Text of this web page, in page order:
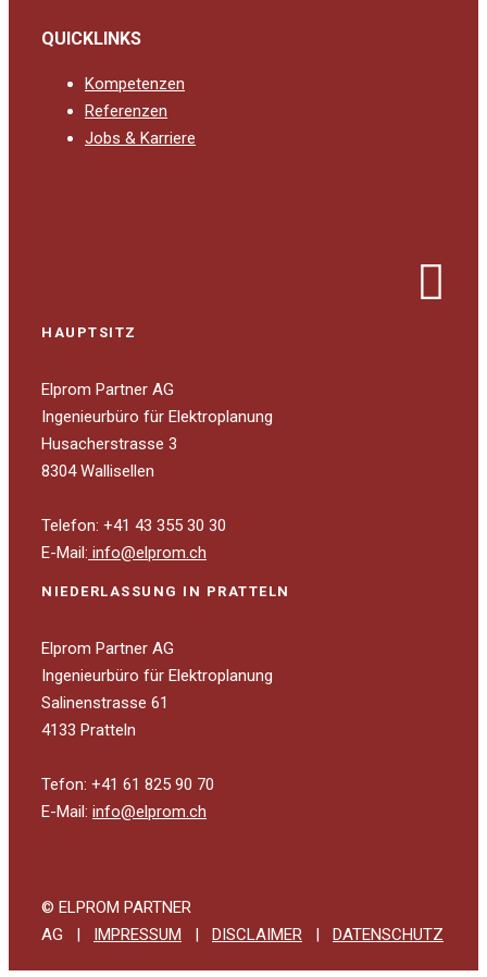
QUICKLINKS
Kompetenzen
Referenzen
Jobs & Karriere
HAUPTSITZ
Elprom Partner AG
Ingenieurbüro für Elektroplanung
Husacherstrasse 3
8304 Wallisellen
Telefon: +41 43 355 30 30
E-Mail: info@elprom.ch
NIEDERLASSUNG IN PRATTELN
Elprom Partner AG
Ingenieurbüro für Elektroplanung
Salinenstrasse 61
4133 Pratteln
Tefon: +41 61 825 90 70
E-Mail: info@elprom.ch
© ELPROM PARTNER
AG | IMPRESSUM | DISCLAIMER | DATENSCHUTZ